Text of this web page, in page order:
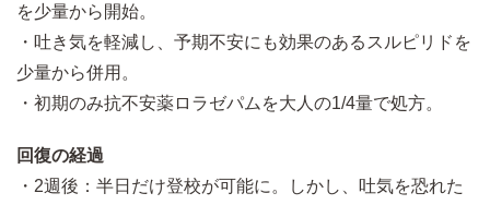
を少量から開始。
・吐き気を軽減し、予期不安にも効果のあるスルピリドを
少量から併用。
・初期のみ抗不安薬ロラゼパムを大人の1/4量で処方。
回復の経過
・2週後：半日だけ登校が可能に。しかし、吐気を恐れた